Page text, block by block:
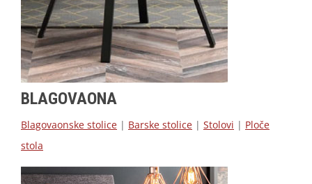
BLAGOVAONA
Blagovaonske stolice | Barske stolice | Stolovi | Ploče
stola